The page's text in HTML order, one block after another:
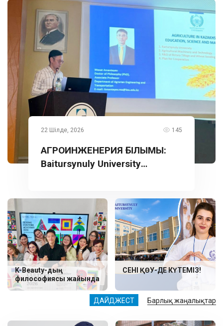
ДАЙДЖЕСТ Барлық жаңалықтар
22 Шілде, 2026 145
АГРОИНЖЕНЕРИЯ ҒЫЛЫМЫ:
Baitursynuly University
K-Beauty-дың
философиясы жайында
СЕНІ ҚӨУ-ДЕ КҮТЕМІЗ!